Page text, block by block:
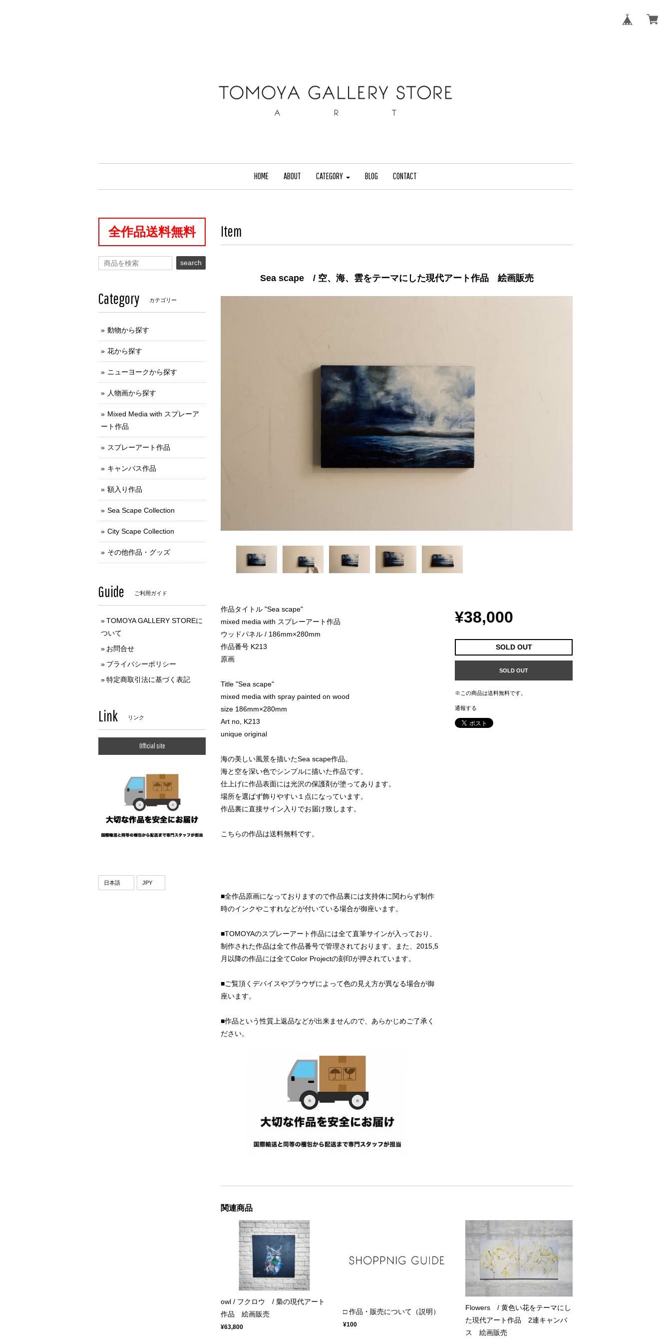
HOME ABOUT CATEGORY BLOG CONTACT
Item
Sea scape / 空、海、雲をテーマにした現代アート作品 絵画販売
作品タイトル "Sea scape"
mixed media with スプレーアート作品
ウッドパネル / 186mm×280mm
作品番号 K213
原画
Title "Sea scape"
mixed media with spray painted on wood
size 186mm×280mm
Art no, K213
unique original
海の美しい風景を描いたSea scape作品。
海と空を深い色でシンプルに描いた作品です。
仕上げに作品表面には光沢の保護剤が塗ってあります。
場所を選ばず飾りやすい１点になっています。
作品裏に直接サイン入りでお届け致します。
こちらの作品は送料無料です。
■全作品原画になっておりますので作品裏には支持体に関わらず制作
時のインクやこすれなどが付いている場合が御座います。
■TOMOYAのスプレーアート作品には全て直筆サインが入っており、
制作された作品は全て作品番号で管理されております。また、2015,5
月以降の作品には全てColor Projectの刻印が押されています。
■ご覧頂くデバイスやブラウザによって色の見え方が異なる場合が御
座います。
■作品という性質上返品などが出来ませんので、あらかじめご了承く
ださい。
¥38,000
SOLD OUT
SOLD OUT
※この商品は送料無料です。
通報する
関連商品
owl / フクロウ / 梟の現代アート
作品 絵画販売
¥63,800
□ 作品・販売について（説明）
¥100
Flowers / 黄色い花をテーマにし
た現代アート作品 2連キャンバ
ス 絵画販売
全作品送料無料
search
Category カテゴリー
動物から探す
花から探す
ニューヨークから探す
人物画から探す
Mixed Media with スプレーア
ート作品
スプレーアート作品
キャンバス作品
額入り作品
Sea Scape Collection
City Scape Collection
その他作品・グッズ
Guide ご利用ガイド
TOMOYA GALLERY STOREに
ついて
お問合せ
プライバシーポリシー
特定商取引法に基づく表記
Link リンク
Official site